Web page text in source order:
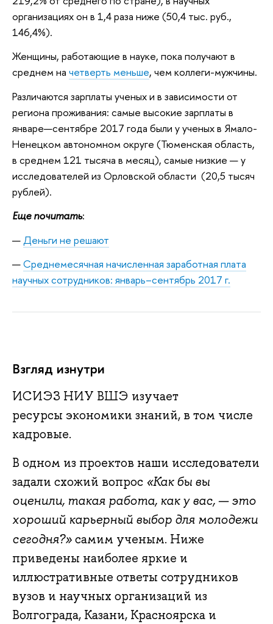
организациях он в 1,4 раза ниже (50,4 тыс. руб.,
146,4%).
Женщины, работающие в науке, пока получают в
среднем на четверть меньше, чем коллеги-мужчины.
Различаются зарплаты ученых и в зависимости от
региона проживания: самые высокие зарплаты в
январе—сентябре 2017 года были у ученых в Ямало-
Ненецком автономном округе (Тюменская область,
в среднем 121 тысяча в месяц), самые низкие — у
исследователей из Орловской области (20,5 тысяч
рублей).
Еще почитать:
Деньги не решают
Среднемесячная начисленная заработная плата
научных сотрудников: январь–сентябрь 2017 г.
Взгляд изнутри
ИСИЭЗ НИУ ВШЭ изучает
ресурсы экономики знаний, в том числе
кадровые.
В одном из проектов наши исследователи
задали схожий вопрос «Как бы вы
оценили, такая работа, как у вас, — это
хороший карьерный выбор для молодежи
сегодня?»самим ученым. Ниже
приведены наиболее яркие и
иллюстративные ответы сотрудников
вузов и научных организаций из
Волгограда, Казани, Красноярска и